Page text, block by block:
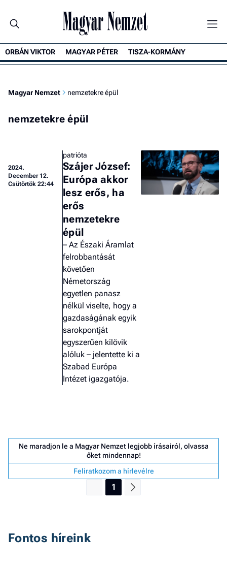
ORBÁN VIKTOR MAGYAR PÉTER TISZA-KORMÁNY
Magyar Nemzet nemzetekre épül
nemzetekre épül
2024.
December 12.
Csütörtök 22:44
patrióta
Szájer József:
Európa akkor
lesz erős, ha
erős
nemzetekre
épül
– Az Északi Áramlat
felrobbantását
követően
Németország
egyetlen panasz
nélkül viselte, hogy a
gazdaságának egyik
sarokpontját
egyszerűen kilövik
alóluk – jelentette ki a
Szabad Európa
Intézet igazgatója.
Ne maradjon le a Magyar Nemzet legjobb írásairól, olvassa
őket mindennap!
Feliratkozom a hírlevélre
1
Fontos híreink